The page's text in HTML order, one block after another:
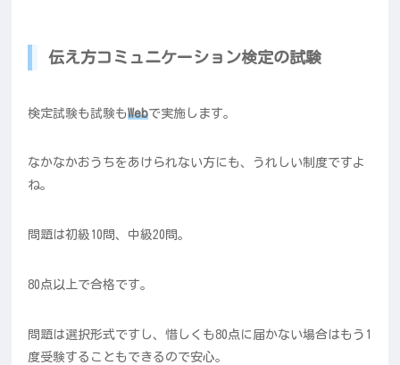
伝え方コミュニケーション検定の試験
検定試験も試験もWebで実施します。
なかなかおうちをあけられない方にも、うれしい制度ですよ
ね。
問題は初級10問、中級20問。
80点以上で合格です。
問題は選択形式ですし、惜しくも80点に届かない場合はもう1
度受験することもできるので安心。